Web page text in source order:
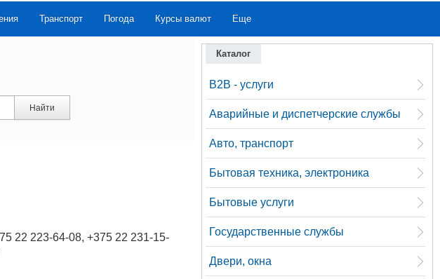
Транспорт Погода Курсы валют Еще
Найти
22 223-64-08, +375 22 231-15-
Каталог
B2B - услуги
Аварийные и диспетчерские службы
Авто, транспорт
Бытовая техника, электроника
Бытовые услуги
Государственные службы
Двери, окна